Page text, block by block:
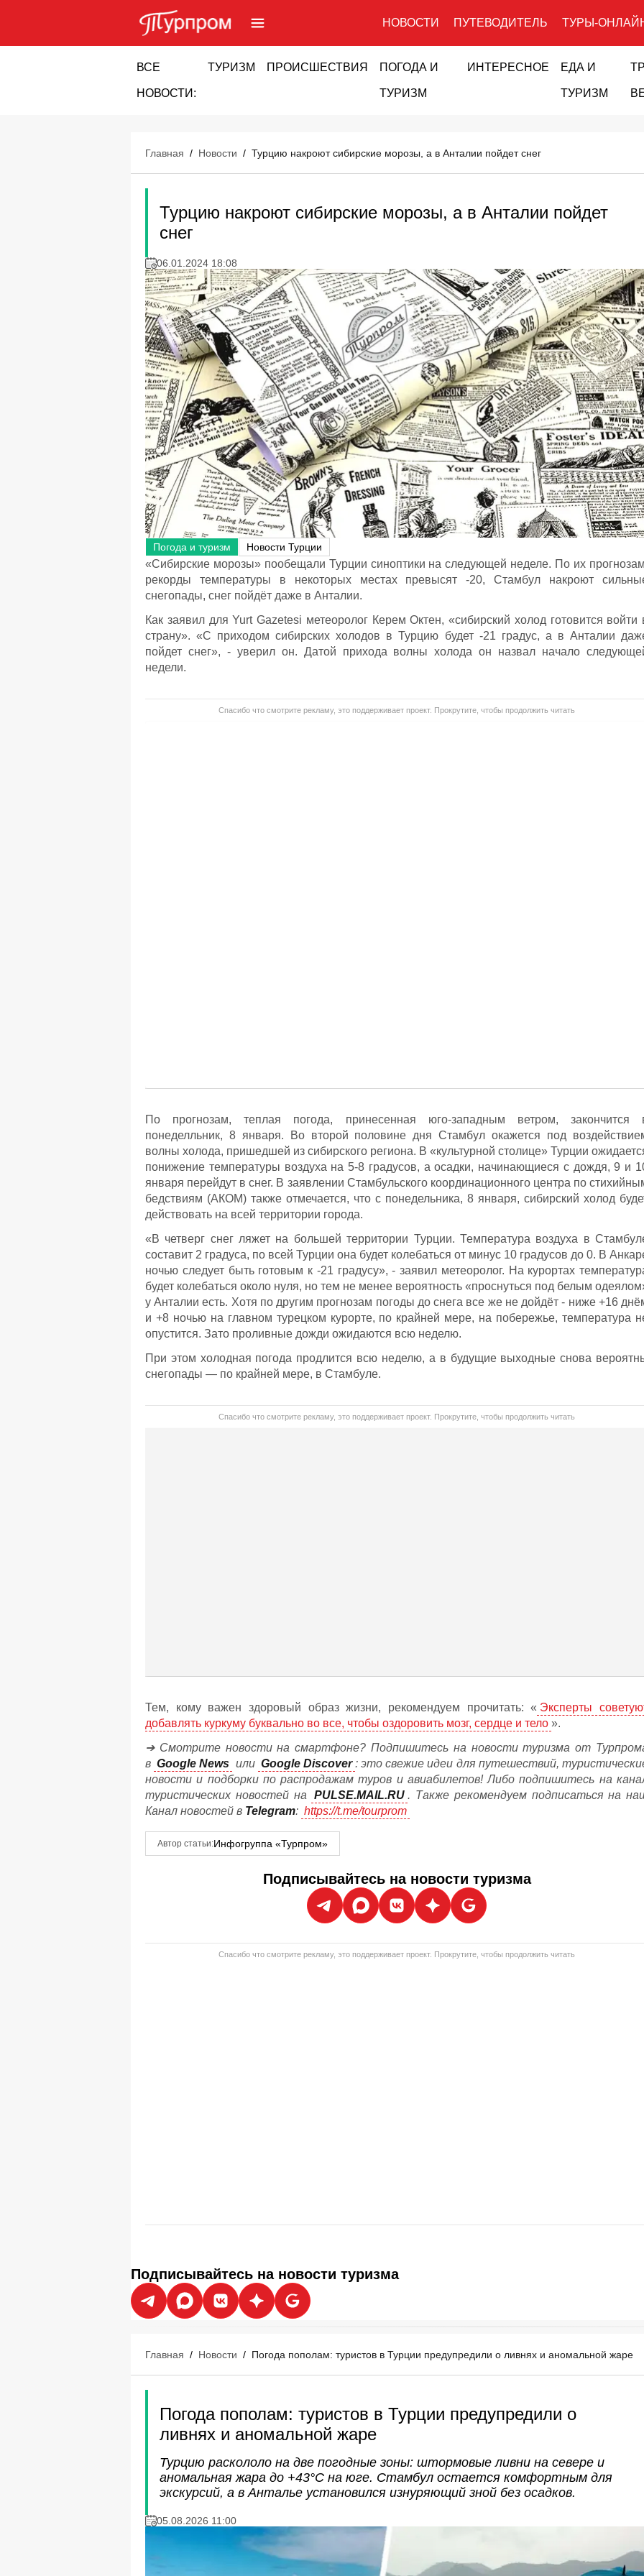
НОВОСТИ ПУТЕВОДИТЕЛЬ ТУРЫ-
ВСЕ
НОВОСТИ:
ТУРИЗМ ПРОИСШЕСТВИЯ ПОГОДА И
ТУРИЗМ
ИНТЕРЕСНОЕ ЕДА И
ТУРИЗМ
Главная / Новости / Турцию накроют сибирские морозы, а в Анталии пойдет снег
Турцию накроют сибирские морозы, а в Анталии пойдет
снег
06.01.2024 18:08
Погода и туризм Новости Турции
«Сибирские морозы» пообещали Турции синоптики на следующей неделе. По их
рекорды температуры в некоторых местах превысят -20, Стамбул накроют
снегопады, снег пойдёт даже в Анталии.
Как заявил для Yurt Gazetesi метеоролог Керем Октен, «сибирский холод готовится войти
страну». «С приходом сибирских холодов в Турцию будет -21 градус, а в Анталии
пойдет снег», - уверил он. Датой прихода волны холода он назвал начало
недели.
Спасибо что смотрите рекламу, это поддерживает проект. Прокрутите, чтобы продолжить читать
По прогнозам, теплая погода, принесенная юго-западным ветром, закончится
понеделльник, 8 января. Во второй половине дня Стамбул окажется под
волны холода, пришедшей из сибирского региона. В «культурной столице» Турции
понижение температуры воздуха на 5-8 градусов, а осадки, начинающиеся с дождя, 9 и
января перейдут в снег. В заявлении Стамбульского координационного центра по
бедствиям (АКОМ) также отмечается, что с понедельника, 8 января, сибирский холод
действовать на всей территории города.
«В четверг снег ляжет на большей территории Турции. Температура воздуха в
составит 2 градуса, по всей Турции она будет колебаться от минус 10 градусов до 0. В
ночью следует быть готовым к -21 градусу», - заявил метеоролог. На курортах
будет колебаться около нуля, но тем не менее вероятность «проснуться под белым
у Анталии есть. Хотя по другим прогнозам погоды до снега все же не дойдёт - ниже +16
и +8 ночью на главном турецком курорте, по крайней мере, на побережье, температура
опустится. Зато проливные дожди ожидаются всю неделю.
При этом холодная погода продлится всю неделю, а в будущие выходные снова
снегопады — по крайней мере, в Стамбуле.
Спасибо что смотрите рекламу, это поддерживает проект. Прокрутите, чтобы продолжить читать
Тем, кому важен здоровый образ жизни, рекомендуем прочитать: « Эксперты
добавлять куркуму буквально во все, чтобы оздоровить мозг, сердце и тело ».
➔ Смотрите новости на смартфоне? Подпишитесь на новости туризма от
в Google News или Google Discover : это свежие идеи для путешествий,
новости и подборки по распродажам туров и авиабилетов! Либо подпишитесь на
туристических новостей на
PULSE.MAIL.RU . Также рекомендуем подписаться на
Канал новостей в Telegram: https://t.me/tourprom
Автор статьи:Инфогруппа «Турпром»
Подписывайтесь на новости туризма
Спасибо что смотрите рекламу, это поддерживает проект. Прокрутите, чтобы продолжить читать
Подписывайтесь на новости туризма
Главная / Новости / Погода пополам: туристов в Турции предупредили о ливнях и аномальной жаре
Погода пополам: туристов в Турции предупредили о
ливнях и аномальной жаре
Турцию раскололо на две погодные зоны: штормовые ливни на севере и
аномальная жара до +43°C на юге. Стамбул остается комфортным для
экскурсий, а в Анталье установился изнуряющий зной без осадков.
05.08.2026 11:00